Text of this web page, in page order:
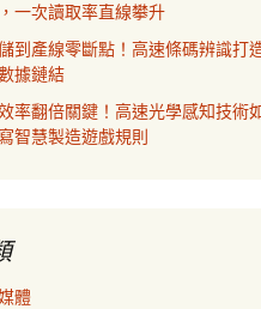
一次讀取率直線攀升
到產線零斷點！高速條碼辨識打
據鏈結
率翻倍關鍵！高速光學感知技術
智慧製造遊戲規則
體